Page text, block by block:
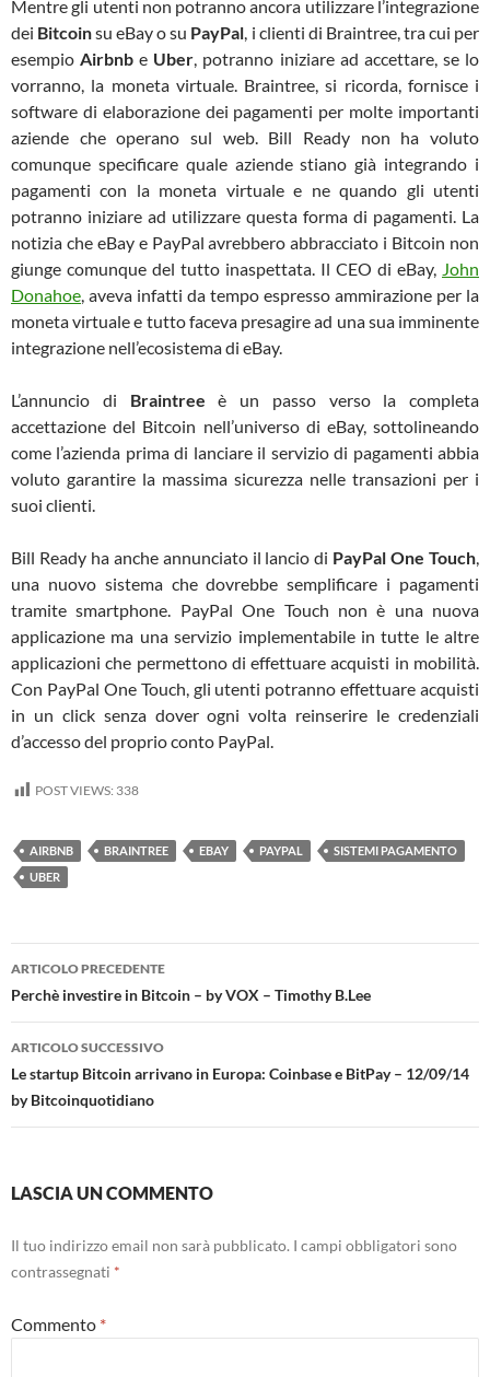
Mentre gli utenti non potranno ancora utilizzare l’integrazione
dei Bitcoinsu eBay o su PayPal , i clienti di Braintree, tra cui per
esempio Airbnb e Uber , potranno iniziare ad accettare, se lo
vorranno, la moneta virtuale. Braintree, si ricorda, fornisce i
software di elaborazione dei pagamenti per molte importanti
aziende che operano sul web. Bill Ready non ha voluto
comunque specificare quale aziende stiano già integrando i
pagamenti con la moneta virtuale e ne quando gli utenti
potranno iniziare ad utilizzare questa forma di pagamenti. La
notizia che eBay e PayPal avrebbero abbracciato i Bitcoin non
giunge comunque del tutto inaspettata. Il CEO di eBay, John
Donahoe , aveva infatti da tempo espresso ammirazione per la
moneta virtuale e tutto faceva presagire ad una sua imminente
integrazione nell’ecosistema di eBay.
L’annuncio di Braintree è un passo verso la completa
accettazione del Bitcoin nell’universo di eBay, sottolineando
come l’azienda prima di lanciare il servizio di pagamenti abbia
voluto garantire la massima sicurezza nelle transazioni per i
suoi clienti.
Bill Ready ha anche annunciato il lancio di PayPal One Touch
una nuovo sistema che dovrebbe semplificare i pagamenti
tramite smartphone. PayPal One Touch non è una nuova
applicazione ma una servizio implementabile in tutte le altre
applicazioni che permettono di effettuare acquisti in mobilità.
Con PayPal One Touch, gli utenti potranno effettuare acquisti
in un click senza dover ogni volta reinserire le credenziali
d’accesso del proprio conto PayPal.
POST VIEWS: 338
AIRBNB BRAINTREE EBAY PAYPAL
SISTEMI PAGAMENTO
UBER
Navigazione
articolo
ARTICOLO PRECEDENTE
Perchè investire in Bitcoin – by VOX – Timothy B.Lee
ARTICOLO SUCCESSIVO
Le startup Bitcoin arrivano in Europa: Coinbase e BitPay – 12/09/14
by Bitcoinquotidiano
LASCIA UN COMMENTO
Il tuo indirizzo email non sarà pubblicato. I campi obbligatori sono
contrassegnati *
Commento *